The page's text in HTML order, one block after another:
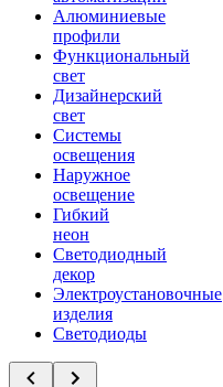
Алюминиевые
профили
Функциональный
свет
Дизайнерский
свет
Системы
освещения
Наружное
освещение
Гибкий
неон
Светодиодный
декор
Электроустановочные
изделия
Светодиоды